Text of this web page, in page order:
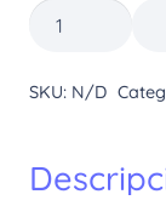
Corrida
20
SKU: N/D